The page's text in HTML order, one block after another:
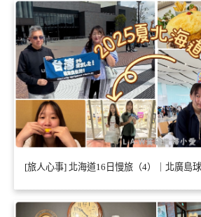
[旅人心事] 北海道16日慢旅（4）｜北廣島